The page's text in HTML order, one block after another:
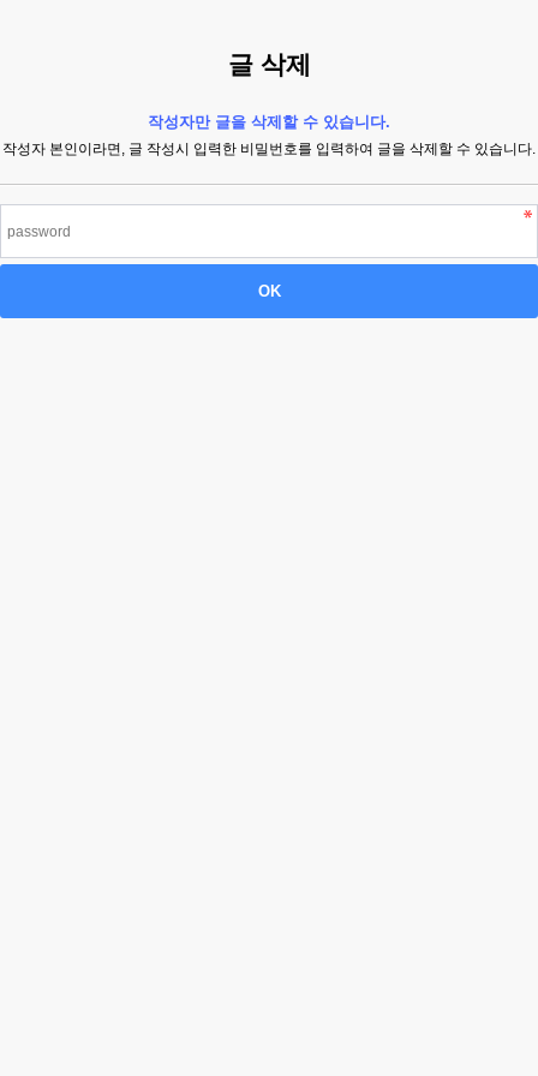
글 삭제
작성자만 글을 삭제할 수 있습니다.
작성자 본인이라면, 글 작성시 입력한 비밀번호를 입력하여 글을 삭제할 수 있습니다.